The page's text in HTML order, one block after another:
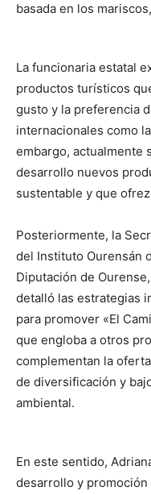
basada en los
La funcionaria estatal
productos turísticos
gusto y la preferencia
internacionales como
embargo, actualmente
desarrollo nuevos
sustentable y que
Posteriormente, la
del Instituto Ourensán
Diputación de
detalló las estrategias
para promover «El
que engloba a otros
complementan la
de diversificación y
ambiental.
En este sentido,
desarrollo y